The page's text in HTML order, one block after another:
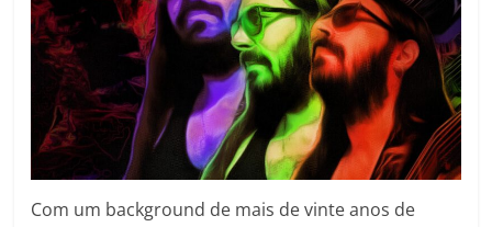
Com um background de mais de vinte anos de